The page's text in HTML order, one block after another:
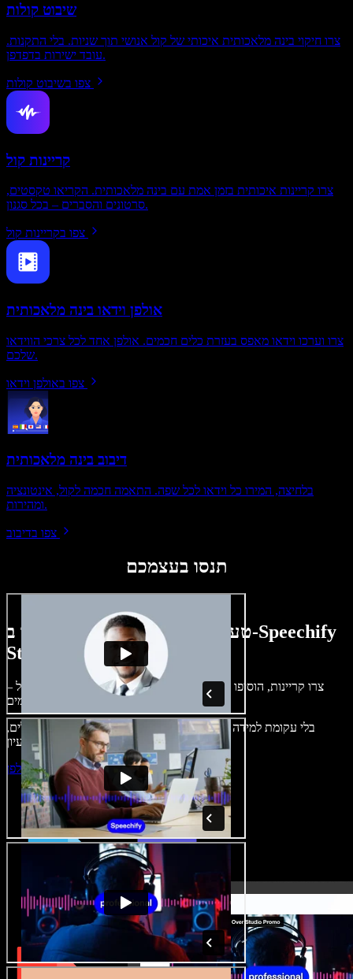
שיבוט קולות
צרו חיקוי בינה מלאכותית איכותי של קול אנושי תוך שניות. בלי התקנות.
עובד ישירות בדפדפן.
צפו בשיבוט קולות
קריינות קול
צרו קריינות איכותית בזמן אמת עם בינה מלאכותית. הקריאו טקסטים,
סרטונים והסברים – בכל סגנון.
צפו בקריינות קול
אולפן וידאו בינה מלאכותית
צרו וערכו וידאו מאפס בעזרת כלים חכמים. אולפן אחד לכל צרכי הווידאו
שלכם.
צפו באולפן וידאו
דיבוב בינה מלאכותית
בלחיצה, המירו כל וידאו לכל שפה. התאמה חכמה לקול, אינטונציה
ומהירות.
צפו בדיבוב
תנסו בעצמכם
טעימה קטנה ממה שתוכלו ליצור ב-Speechify
Studio.
צרו קריינות, הוסיפו תמונות ללא זכויות, אודיו, סרטונים ושיבוט קול –
בלי עקומת למידה – הכול זמין בדפדפן. יוצרי תוכן כבר לא מוגבלים,
התחילו ליצור באולפן